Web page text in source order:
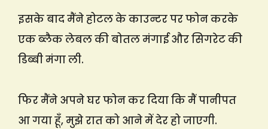
इसके बाद मैंने होटल के काउन्टर पर फोन करके
एक ब्लैक लेबल की बोतल मंगाई और सिगरेट की
डिब्बी मंगा ली.
फिर मैंने अपने घर फोन कर दिया कि मैं पानीपत
आ गया हूँ, मुझे रात को आने में देर हो जाएगी.